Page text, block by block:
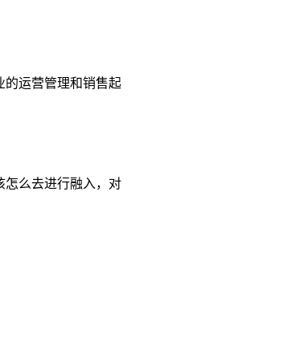
的运营管理和销售起
怎么去进行融入，对